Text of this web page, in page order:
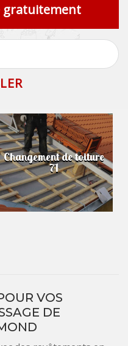
gratuitement
Changement de toiture
71
VOS
DE